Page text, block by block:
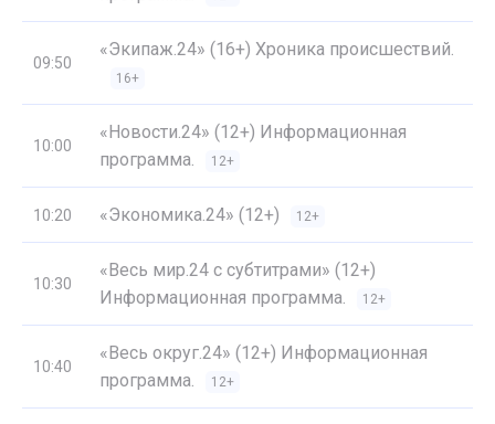
09:50
«Экипаж.24» (16+) Хроника происшествий.
16+
10:00
«Новости.24» (12+) Информационная
программа.
12+
10:20 «Экономика.24» (12+) 12+
10:30
«Весь мир.24 с субтитрами» (12+)
Информационная программа.
12+
10:40
«Весь округ.24» (12+) Информационная
программа.
12+